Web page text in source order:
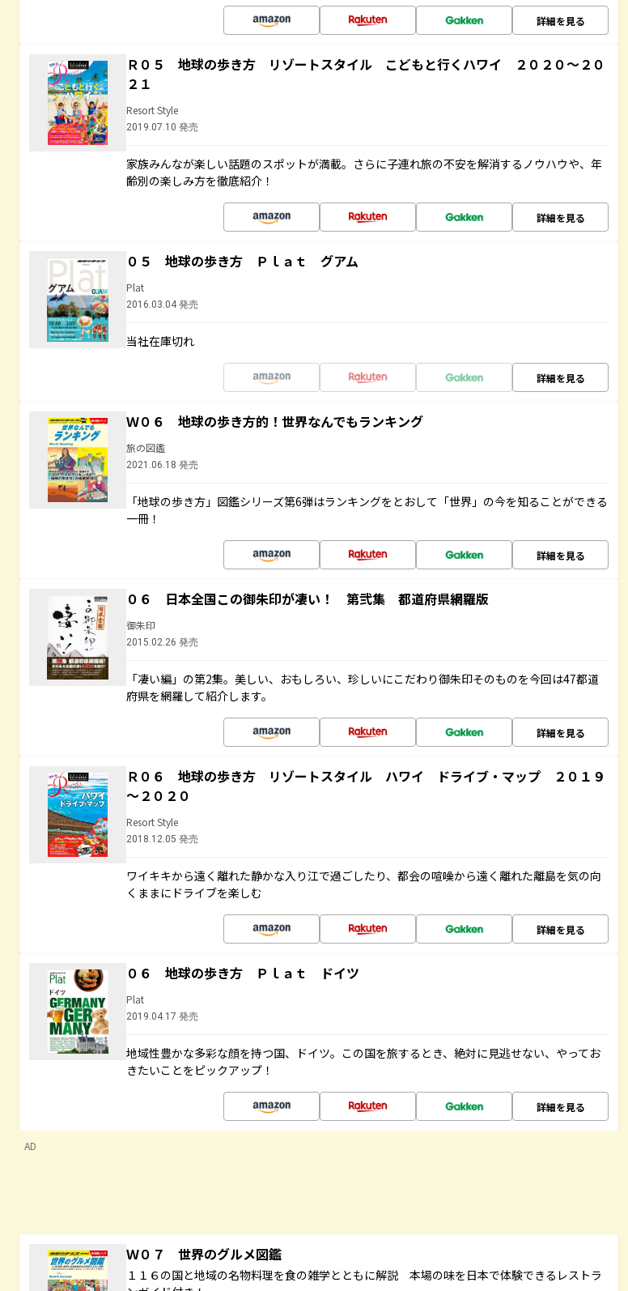
詳細を見る
Ｒ０５ 地球の歩き方 リゾートスタイル こどもと行くハワイ ２０２０～２０
２１
Resort Style
2019.07.10 発売
家族みんなが楽しい話題のスポットが満載。さらに子連れ旅の不安を解消するノウハウや、年
齢別の楽しみ方を徹底紹介！
詳細を見る
０５ 地球の歩き方 Ｐｌａｔ グアム
Plat
2016.03.04 発売
当社在庫切れ
詳細を見る
Ｗ０６ 地球の歩き方的！世界なんでもランキング
旅の図鑑
2021.06.18 発売
「地球の歩き方」図鑑シリーズ第6弾はランキングをとおして「世界」の今を知ることができる
一冊！
詳細を見る
０６ 日本全国この御朱印が凄い！ 第弐集 都道府県網羅版
御朱印
2015.02.26 発売
「凄い編」の第2集。美しい、おもしろい、珍しいにこだわり御朱印そのものを今回は47都道
府県を網羅して紹介します。
詳細を見る
Ｒ０６ 地球の歩き方 リゾートスタイル ハワイ ドライブ・マップ ２０１９
～２０２０
Resort Style
2018.12.05 発売
ワイキキから遠く離れた静かな入り江で過ごしたり、都会の喧噪から遠く離れた離島を気の向
くままにドライブを楽しむ
詳細を見る
０６ 地球の歩き方 Ｐｌａｔ ドイツ
Plat
2019.04.17 発売
地域性豊かな多彩な顔を持つ国、ドイツ。この国を旅するとき、絶対に見逃せない、やってお
きたいことをピックアップ！
詳細を見る
AD
Ｗ０７ 世界のグルメ図鑑
１１６の国と地域の名物料理を食の雑学とともに解説 本場の味を日本で体験できるレストラ